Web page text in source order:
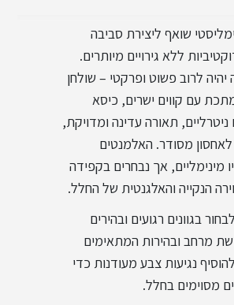
עיצוב טוסקני
עיצוב מודרני
עיצוב פרובנס
עיצוב קלאסי
שואף ליצירת סביבה
ללא גירויים מיותרים.
לרוב פשוט ופרקטי – שולחן
עם קווים ישרים, כיסא
ניטרליים, תאורה עדינה ומדויקת,
מסודר. האלמנטים
מינימליים, אך נבחרים בקפידה
הנקייה והאלגנטית של החלל.
בגוונים רגועים ובהירים
מרחב ובהירות המתאימים
נגיעות צבע מעודנות כדי
מסוימים בחלל.